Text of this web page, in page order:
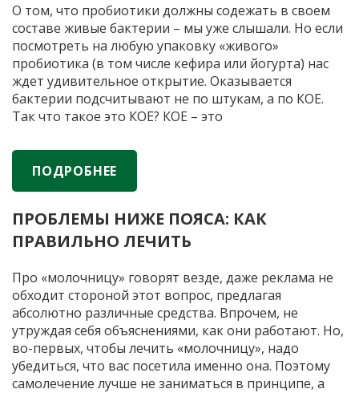
О том, что пробиотики должны содежать в своем
составе живые бактерии – мы уже слышали. Но если
посмотреть на любую упаковку «живого»
пробиотика (в том числе кефира или йогурта) нас
ждет удивительное открытие. Оказывается
бактерии подсчитывают не по штукам, а по КОЕ.
Так что такое это КОЕ? КОЕ – это
представляют собой
КОЕ?
ПОДРОБНЕЕ
ПРОБЛЕМЫ НИЖЕ ПОЯСА: КАК
ПРАВИЛЬНО ЛЕЧИТЬ
Про «молочницу» говорят везде, даже реклама не
обходит стороной этот вопрос, предлагая
абсолютно различные средства. Впрочем, не
утруждая себя объяснениями, как они работают. Но,
во-первых, чтобы лечить «молочницу», надо
убедиться, что вас посетила именно она. Поэтому
самолечение лучше не заниматься в принципе, а